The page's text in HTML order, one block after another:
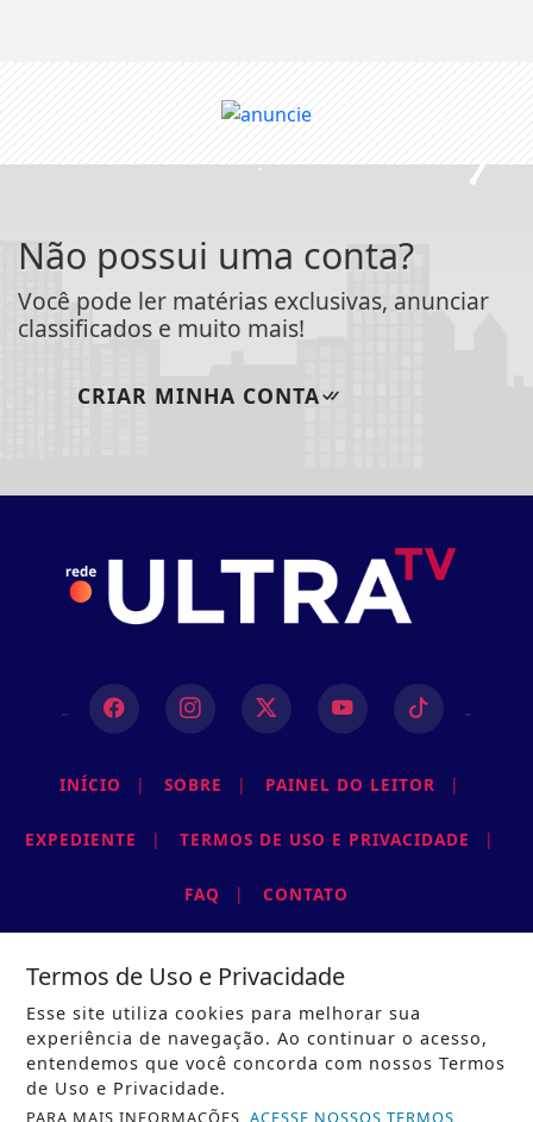
Não possui uma conta?
Você pode ler matérias exclusivas, anunciar
classificados e muito mais!
CRIAR MINHA CONTA
INÍCIO | SOBRE | PAINEL DO LEITOR |
EXPEDIENTE | TERMOS DE USO E PRIVACIDADE |
FAQ | CONTATO
GRUPO JC BRASIL- TODOS OS DIREITOS RESERVADOS
Termos de Uso e Privacidade
Esse site utiliza cookies para melhorar sua
experiência de navegação. Ao continuar o acesso,
entendemos que você concorda com nossos Termos
de Uso e Privacidade.
PARA MAIS INFORMAÇÕES,ACESSE NOSSOS TERMOS